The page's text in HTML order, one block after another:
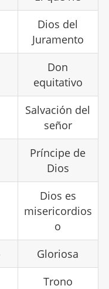
Dios del
Juramento
Don
equitativo
Salvación del
señor
Príncipe de
Dios
Dios es
misericordios
o
Gloriosa
Trono